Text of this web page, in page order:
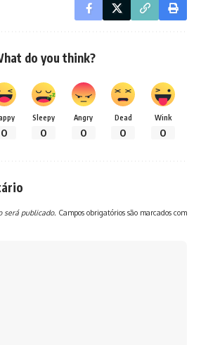
do you think?
0
Sleepy
0
Angry
0
Dead
0
Wink
0
será publicado. Campos obrigatórios são marcados com